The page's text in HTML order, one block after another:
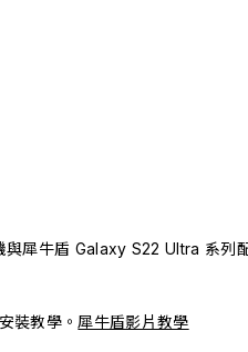
犀牛盾 Galaxy S22 Ultra 系列
裝教學。 犀牛盾影片教學